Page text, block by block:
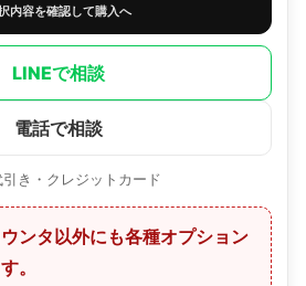
内容を確認して購入へ
LINEで相談
電話で相談
き・クレジットカード
ンタ以外にも各種オプション
。